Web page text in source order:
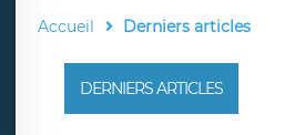
Accueil Derniers articles
DERNIERS ARTICLES